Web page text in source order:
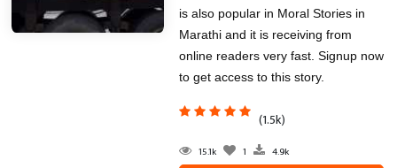
is also popular in Moral Stories in
Marathi and it is receiving from
online readers very fast. Signup now
to get access to this story.
(1.5k)
15.1k 1 4.9k